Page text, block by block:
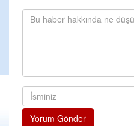
Yorum Gönder